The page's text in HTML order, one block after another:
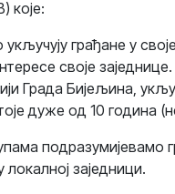
које:
грађане у
своје заједнице.
Града Бијељина,
дуже од 10 година
подразумијевамо
заједници.